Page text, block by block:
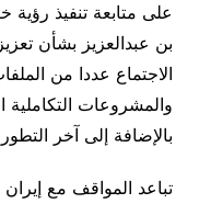
على متابعة تنفيذ
بن عبدالعزيز بشأن
الاجتماع عددا من
والمشروعات التكاملية
بالإضافة إلى آخر
تباعد المواقف مع إيران